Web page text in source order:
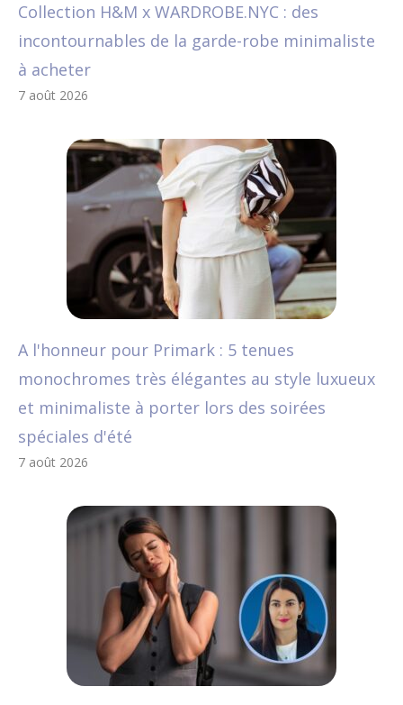
Collection H&M x WARDROBE.NYC : des
incontournables de la garde-robe minimaliste
à acheter
7 août 2026
A l'honneur pour Primark : 5 tenues
monochromes très élégantes au style luxueux
et minimaliste à porter lors des soirées
spéciales d'été
7 août 2026